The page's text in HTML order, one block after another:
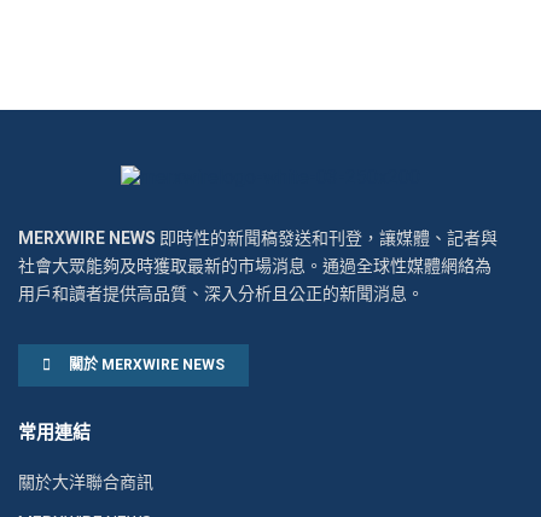
MERXWIRE NEWS 即時性的新聞稿發送和刊登，讓媒體、記者與
社會大眾能夠及時獲取最新的市場消息。通過全球性媒體網絡為
用戶和讀者提供高品質、深入分析且公正的新聞消息。
關於 MERXWIRE NEWS
常用連結
關於大洋聯合商訊